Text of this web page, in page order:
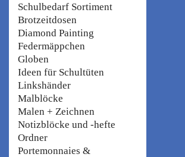
Schulbedarf Sortiment
Brotzeitdosen
Diamond Painting
Federmäppchen
Globen
Ideen für Schultüten
Linkshänder
Malblöcke
Malen + Zeichnen
Notizblöcke und -hefte
Ordner
Portemonnaies &